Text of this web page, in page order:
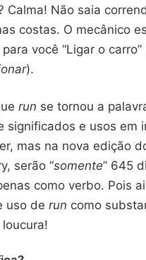
Calma! Não saia
costas. O mecânico
você “Ligar o carro”
).
run se tornou a
significados e usos em
mas na nova edição
serão “somente” 645
como verbo. Pois
uso de run como